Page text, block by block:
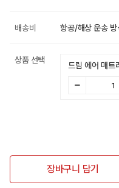
배송비 항공/해상 운송
상품 선택
드림 에어 매
장바구니 담기